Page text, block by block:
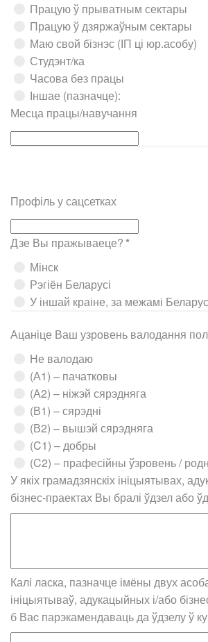
Працую ў прыватным сектары
Працую ў дзяржаўным сектары
Маю свой бізнэс (ІП ці юр.асобу)
Студэнт/ка
Часова без працы
Іншае (пазначце):
Месца працы/навучання
Профіль у сацсетках
Дзе Вы пражываеце?*
Мінск
Рэгіён Беларусі
У іншай краіне, за межамі
Ацаніце Ваш узровень валодання
Не валодаю
(А1) – пачатковы
(А2) – ніжэй сярэдняга
(В1) – сярэдні
(В2) – вышэй сярэдняга
(C1) – добры
(C2) – прафесійны ўзровень /
У якіх грамадзянскіх ініцыятывах,
бізнес-праектах Вы бралі ўдзел або
Калі ласка, пазначце імёны двух
ініцыятываў, адукацыйных і/або
б Ваc парэкамендаваць да ўдзелу ў